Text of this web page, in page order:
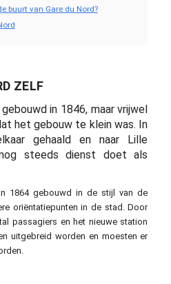
buurt van Gare du Nord?
ZELF
in 1846, maar vrijwel
het gebouw te klein was. In
gehaald en naar Lille
steeds dienst doet als
1864 gebouwd in de stijl van de
oriëntatiepunten in de stad. Door
passagiers en het nieuwe station
uitgebreid worden en moesten er